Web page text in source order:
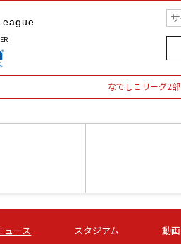
なでしこリーグ2部
いちご
第16節 09/06 (日) 15:00
ュース スタジアム 動画